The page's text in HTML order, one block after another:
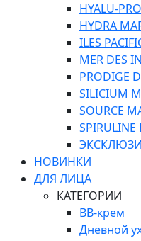
HYALU-
HYDRA
ILES
MER DES
PRODIGE
SILICIUM
SOURCE
SPIRULINE
НОВИНКИ
ДЛЯ ЛИЦА
КАТЕГОРИИ
ВВ-крем
Дневной